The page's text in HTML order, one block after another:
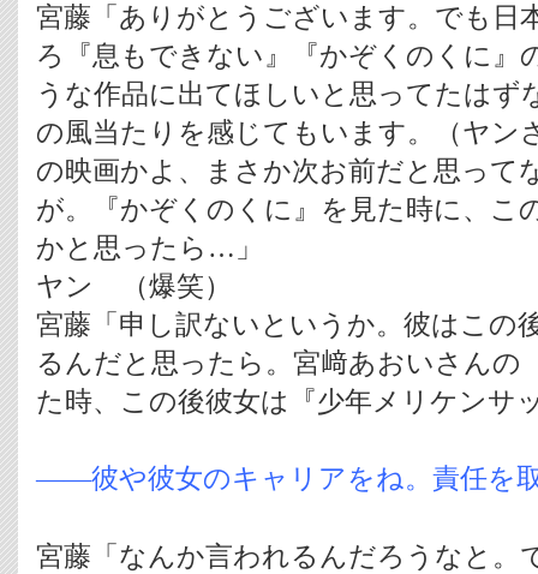
宮藤「ありがとうございます。でも日
ろ『息もできない』『かぞくのくに』
うな作品に出てほしいと思ってたはず
の風当たりを感じてもいます。（ヤン
の映画かよ、まさか次お前だと思って
が。『かぞくのくに』を見た時に、こ
かと思ったら…」
ヤン （爆笑）
宮藤「申し訳ないというか。彼はこの
るんだと思ったら。宮﨑あおいさんの
た時、この後彼女は『少年メリケンサ
――彼や彼女のキャリアをね。責任を
宮藤「なんか言われるんだろうなと。